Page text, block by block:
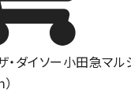
・ダイソー小田急マ